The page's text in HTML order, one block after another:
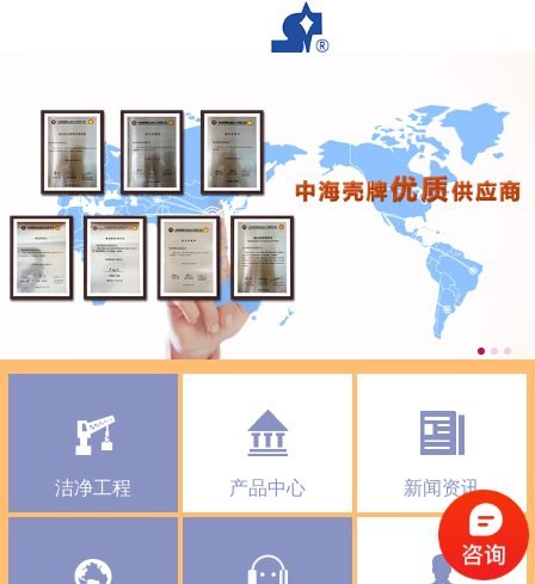
洁净工程 产品中心 新闻资讯